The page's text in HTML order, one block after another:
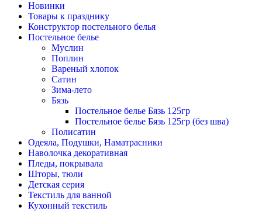
Новинки
Товары к празднику
Конструктор постельного белья
Постельное белье
Муслин
Поплин
Вареный хлопок
Сатин
Зима-лето
Бязь
Постельное белье Бязь 125гр
Постельное белье Бязь 125гр (без шва)
Полисатин
Одеяла, Подушки, Наматрасники
Наволочка декоративная
Пледы, покрывала
Шторы, тюли
Детская серия
Текстиль для ванной
Кухонный текстиль